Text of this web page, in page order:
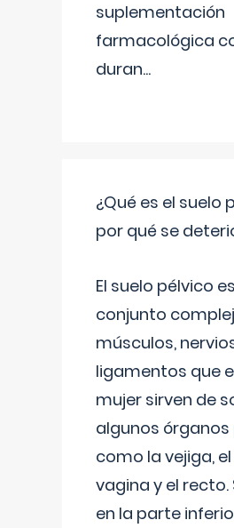
suplementación
farmacológica
duran...
¿Qué es el suelo
por qué se
El suelo pélvico
conjunto
músculos,
ligamentos que
mujer sirven de
algunos órganos
como la vejiga,
vagina y el recto.
en la parte